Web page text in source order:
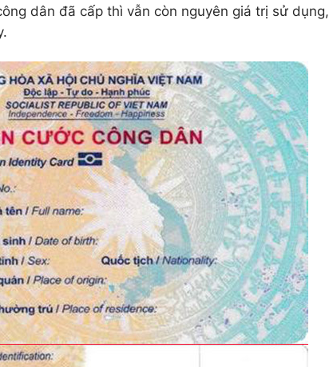
dân đã cấp thì vẫn còn nguyên giá trị sử dụng,